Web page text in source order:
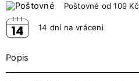
Poštovné od 109 Kč
14 dní na vráceni
Popis